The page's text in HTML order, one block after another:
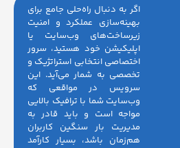
اگر به دنبال راه‌حلی جامع برای
بهینه‌سازی عملکرد و امنیت
زیرساخت‌های وب‌سایت یا
اپلیکیشن خود هستید، سرور
اختصاصی انتخابی استراتژیک و
تخصصی به شمار می‌آید. این
سرویس در مواقعی که
وب‌سایت شما با ترافیک بالایی
مواجه است و باید قادر به
مدیریت بار سنگین کاربران
هم‌زمان باشد، بسیار کارآمد